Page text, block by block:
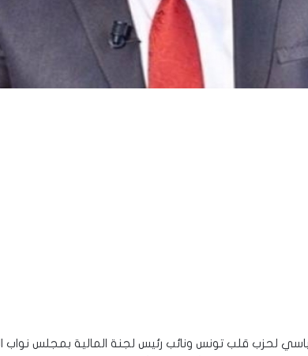
لحزب قلب تونس ونائب رئيس لجنة المالية بمجلس نواب